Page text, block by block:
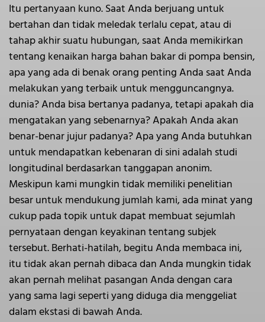
Itu pertanyaan kuno. Saat Anda berjuang untuk
bertahan dan tidak meledak terlalu cepat, atau di
tahap akhir suatu hubungan, saat Anda memikirkan
tentang kenaikan harga bahan bakar di pompa bensin,
apa yang ada di benak orang penting Anda saat Anda
melakukan yang terbaik untuk mengguncangnya.
dunia? Anda bisa bertanya padanya, tetapi apakah dia
mengatakan yang sebenarnya? Apakah Anda akan
benar-benar jujur padanya? Apa yang Anda butuhkan
untuk mendapatkan kebenaran di sini adalah studi
longitudinal berdasarkan tanggapan anonim.
Meskipun kami mungkin tidak memiliki penelitian
besar untuk mendukung jumlah kami, ada minat yang
cukup pada topik untuk dapat membuat sejumlah
pernyataan dengan keyakinan tentang subjek
tersebut. Berhati-hatilah, begitu Anda membaca ini,
itu tidak akan pernah dibaca dan Anda mungkin tidak
akan pernah melihat pasangan Anda dengan cara
yang sama lagi seperti yang diduga dia menggeliat
dalam ekstasi di bawah Anda.